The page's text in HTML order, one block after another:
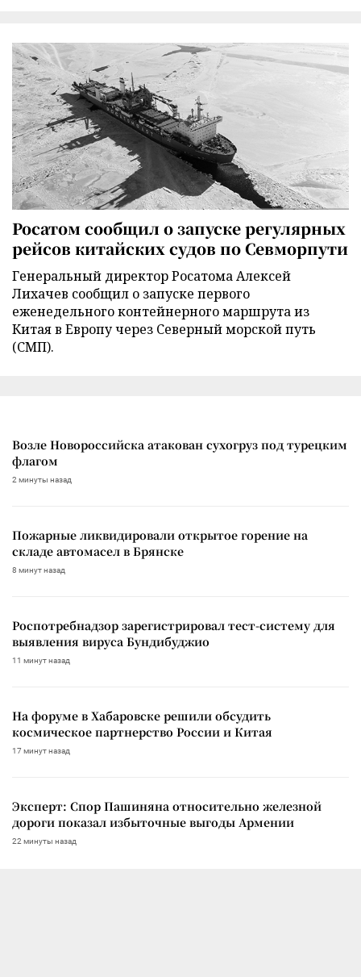
Росатом сообщил о запуске регулярных
рейсов китайских судов по Севморпути
Генеральный директор Росатома Алексей
Лихачев сообщил о запуске первого
еженедельного контейнерного маршрута из
Китая в Европу через Северный морской путь
(СМП).
Возле Новороссийска атакован сухогруз под турецким
флагом
2 минуты назад
Пожарные ликвидировали открытое горение на
складе автомасел в Брянске
8 минут назад
Роспотребнадзор зарегистрировал тест-систему для
выявления вируса Бундибуджио
11 минут назад
На форуме в Хабаровске решили обсудить
космическое партнерство России и Китая
17 минут назад
Эксперт: Спор Пашиняна относительно железной
дороги показал избыточные выгоды Армении
22 минуты назад